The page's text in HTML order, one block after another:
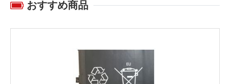
おすすめ商品